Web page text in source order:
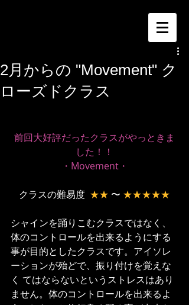
2月からの "Movement" ク
ローズドクラス
前回大好評だったクラスがやっときま
した！！
・Movement・
クラスの難易度 ★★ 〜 ★★★★★
シャインを踊りこむクラスではなく、
体のコントロールを出来るようにする
事が目的としたクラスです。アイソレ
ーションが殆どで、振り付けを覚えな
く てはならないというストレスはあり
ません。体のコントロールを出来るよ